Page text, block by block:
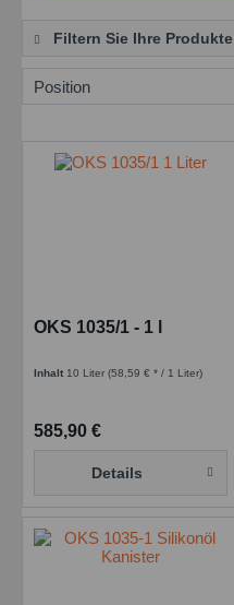
Filtern Sie Ihre Produkte
OKS 1035/1 - 1 l
Inhalt 10 Liter(58,59 € * / 1 Liter)
585,90 €
Details